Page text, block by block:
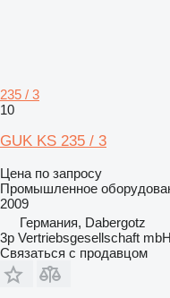
235 / 3
10
GUK KS 235 / 3
Цена по запросу
Промышленное
2009
Германия, Dabergotz
3p Vertriebsgesellschaft mbH
Связаться с продавцом